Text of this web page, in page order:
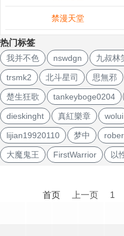
禁漫天堂
热门标签
我并不色 nswdgn 九叔林
trsmk2 北斗星司 思無邪
楚生狂歌 tankeyboge0204
dieskinght 真紅樂章 wolui
lijian19920110 梦中
大魔鬼王 FirstWarrior 以
首页 上一页 1